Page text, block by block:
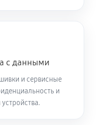
в
минут
с данными
и сервисные
и